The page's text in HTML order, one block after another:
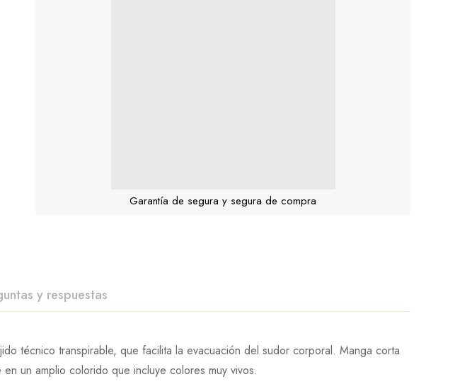
Garantía de segura y segura de compra
y respuestas
técnico transpirable, que facilita la evacuación del sudor corporal. Manga corta
un amplio colorido que incluye colores muy vivos.